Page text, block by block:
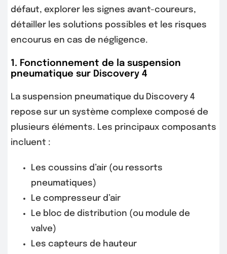
défaut, explorer les signes avant-coureurs,
détailler les solutions possibles et les risques
encourus en cas de négligence.
1. Fonctionnement de la suspension
pneumatique sur Discovery 4
La suspension pneumatique du Discovery 4
repose sur un système complexe composé de
plusieurs éléments. Les principaux composants
incluent :
Les coussins d’air (ou ressorts
pneumatiques)
Le compresseur d’air
Le bloc de distribution (ou module de
valve)
Les capteurs de hauteur